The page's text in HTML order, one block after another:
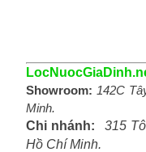
Showroom: 142C
Minh.
Chi nhánh: 315
Hồ Chí Minh.